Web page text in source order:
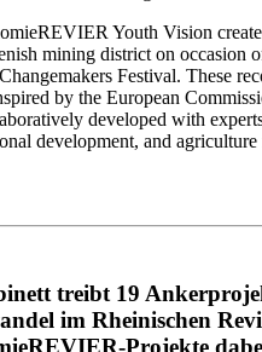
Youth Vision
mining district on occasion
Festival. These
by the European
developed with
development, and
treibt 19
im Rheinischen